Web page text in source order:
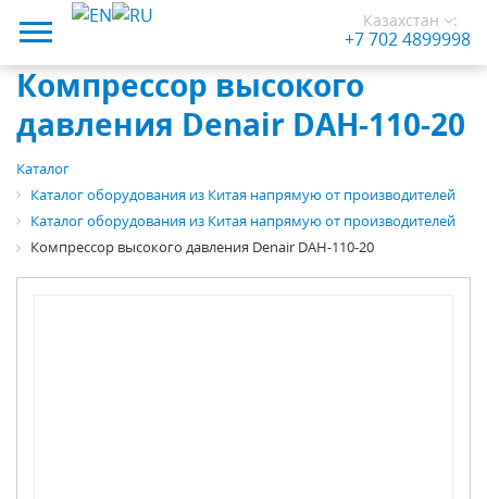
Казахстан
+7 702 4899998
:
Компрессор высокого
давления Denair DAH-110-20
Каталог
Каталог оборудования из Китая напрямую от производителей
Каталог оборудования из Китая напрямую от производителей
Компрессор высокого давления Denair DAH-110-20